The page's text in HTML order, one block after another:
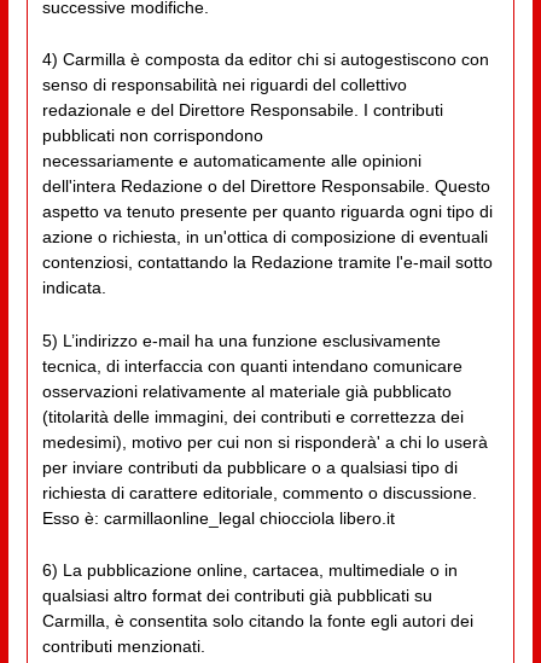
successive modifiche.
4) Carmilla è composta da editor chi si autogestiscono con
senso di responsabilità nei riguardi del collettivo
redazionale e del Direttore Responsabile. I contributi
pubblicati non corrispondono
necessariamente e automaticamente alle opinioni
dell'intera Redazione o del Direttore Responsabile. Questo
aspetto va tenuto presente per quanto riguarda ogni tipo di
azione o richiesta, in un'ottica di composizione di eventuali
contenziosi, contattando la Redazione tramite l'e-mail sotto
indicata.
5) L’indirizzo e-mail ha una funzione esclusivamente
tecnica, di interfaccia con quanti intendano comunicare
osservazioni relativamente al materiale già pubblicato
(titolarità delle immagini, dei contributi e correttezza dei
medesimi), motivo per cui non si risponderà' a chi lo userà
per inviare contributi da pubblicare o a qualsiasi tipo di
richiesta di carattere editoriale, commento o discussione.
Esso è: carmillaonline_legal chiocciola libero.it
6) La pubblicazione online, cartacea, multimediale o in
qualsiasi altro format dei contributi già pubblicati su
Carmilla, è consentita solo citando la fonte egli autori dei
contributi menzionati.